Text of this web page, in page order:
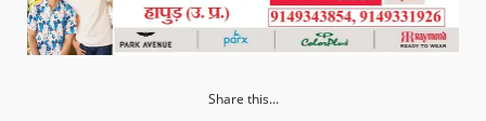
Share this...